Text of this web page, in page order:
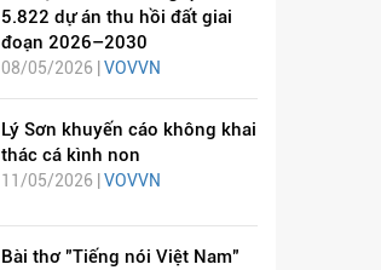
5.822 dự án thu hồi đất giai
đoạn 2026–2030
08/05/2026 | VOVVN
Lý Sơn khuyến cáo không khai
thác cá kình non
11/05/2026 | VOVVN
Bài thơ "Tiếng nói Việt Nam"